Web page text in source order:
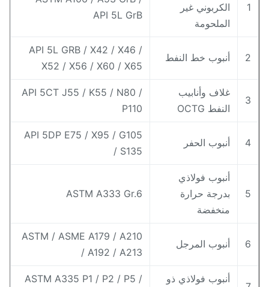
الكربوني غير
الملحومة
API 5L GrB
أنبوب خط النفط
API 5L GRB / X42 / X46 /
X52 / X56 / X60 / X65
غلاف وأنابيب
النفط OCTG
API 5CT J55 / K55 / N80 /
P110
أنبوب الحفر
API 5DP E75 / X95 / G105
/ S135
أنبوب فولاذي
بدرجة حرارة
منخفضة
ASTM A333 Gr.6
أنبوب المرجل
ASTM / ASME A179 / A210
/ A192 / A213
أنبوب فولاذي ذو ASTM A335 P1 / P2 / P5 /